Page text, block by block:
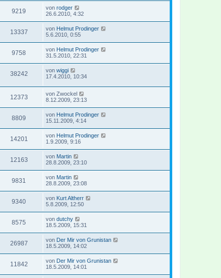
9219 von rodger
26.6.2010, 4:32
13337 von Helmut Prodinger
5.6.2010, 0:55
9758 von Helmut Prodinger
31.5.2010, 22:31
38242 von wiggi
17.4.2010, 10:34
12373 von Zwockel
8.12.2009, 23:13
8809 von Helmut Prodinger
15.11.2009, 4:14
14201 von Helmut Prodinger
1.9.2009, 9:16
12163 von Martin
28.8.2009, 23:10
9831 von Martin
28.8.2009, 23:08
9340 von Kurt Altherr
5.8.2009, 12:50
8575 von dutchy
18.5.2009, 15:31
26987 von Der Mir von Grunistan
18.5.2009, 14:02
11842 von Der Mir von Grunistan
18.5.2009, 14:01